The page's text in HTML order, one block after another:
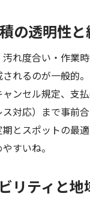
の透明性
れ度合い・作業
れるのが一般的
ンセル規定、支
対応）まで事前
とスポットの最
すいね。
リティと